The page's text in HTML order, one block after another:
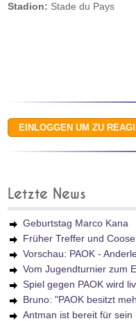
Stadion: Stade du Pays
Letzte News
Geburtstag Marco Kana
Früher Treffer und
Vorschau: PAOK -
Vom Jugendturnier zum
Spiel gegen PAOK wird
Bruno: "PAOK besitzt
Antman ist bereit für sein